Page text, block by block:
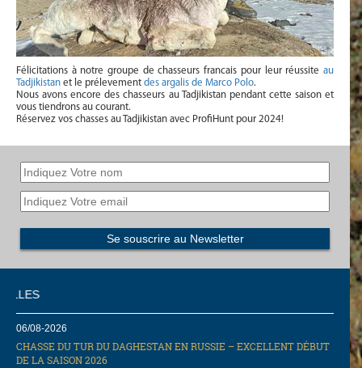
Félicitations à notre groupe de chasseurs francais pour leur réussite au
Tadjikistan et le prélevement des argalis de Marco Polo.
Nous avons encore des chasseurs au Tadjikistan pendant cette saison et
vous tiendrons au courant.
Réservez vos chasses au Tadjikistan avec ProfiHunt pour 2024!
06/08-2026
CHASSE DU TUR DU DAGHESTAN EN RUSSIE – EXCELLENT DÉBUT
DE LA SAISON 2026